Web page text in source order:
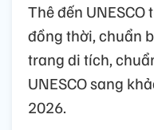
Thê đến
đồng thời, chuẩn
trang di tích,
UNESCO sang
2026.